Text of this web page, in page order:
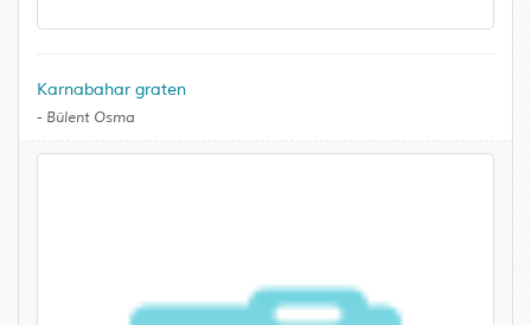
Karnabahar graten
- Bülent Osma